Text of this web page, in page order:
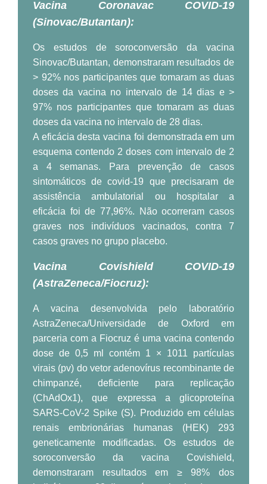
Vacina Coronavac COVID-19
(Sinovac/Butantan):
Os estudos de soroconversão da vacina
Sinovac/Butantan, demonstraram resultados de
> 92% nos participantes que tomaram as duas
doses da vacina no intervalo de 14 dias e >
97% nos participantes que tomaram as duas
doses da vacina no intervalo de 28 dias.
A eficácia desta vacina foi demonstrada em um
esquema contendo 2 doses com intervalo de 2
a 4 semanas. Para prevenção de casos
sintomáticos de covid-19 que precisaram de
assistência ambulatorial ou hospitalar a
eficácia foi de 77,96%. Não ocorreram casos
graves nos indivíduos vacinados, contra 7
casos graves no grupo placebo.
Vacina Covishield COVID-19
(AstraZeneca/Fiocruz):
A vacina desenvolvida pelo laboratório
AstraZeneca/Universidade de Oxford em
parceria com a Fiocruz é uma vacina contendo
dose de 0,5 ml contém 1 × 1011 partículas
virais (pv) do vetor adenovírus recombinante de
chimpanzé, deficiente para replicação
(ChAdOx1), que expressa a glicoproteína
SARS-CoV-2 Spike (S). Produzido em células
renais embrionárias humanas (HEK) 293
geneticamente modificadas. Os estudos de
soroconversão da vacina Covishield,
demonstraram resultados em ≥ 98% dos